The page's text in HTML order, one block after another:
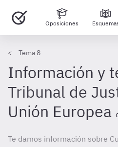
Oposiciones
Tema 8
Información y
Tribunal de
Unión Europea
Te damos información sobre